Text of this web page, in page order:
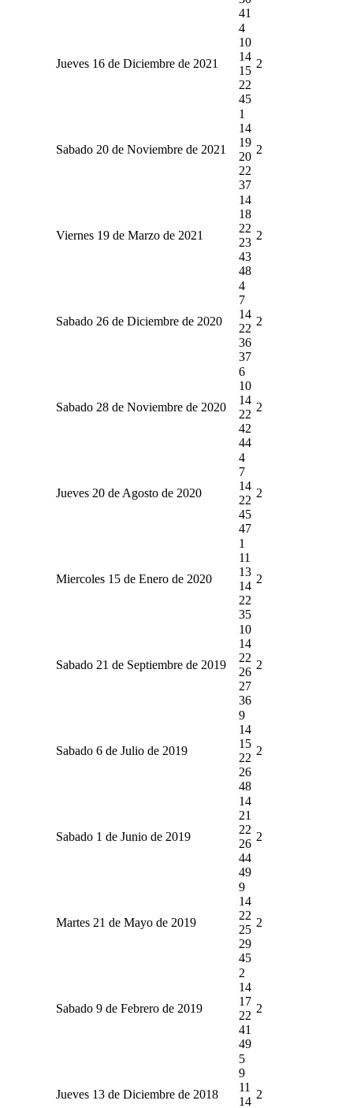
41
Jueves 16 de Diciembre de 2021
4
10
14
15
22
45
2
Sabado 20 de Noviembre de 2021
1
14
19
20
22
37
2
Viernes 19 de Marzo de 2021
14
18
22
23
43
48
2
Sabado 26 de Diciembre de 2020
4
7
14
22
36
37
2
Sabado 28 de Noviembre de 2020
6
10
14
22
42
44
2
Jueves 20 de Agosto de 2020
4
7
14
22
45
47
2
Miercoles 15 de Enero de 2020
1
11
13
14
22
35
2
Sabado 21 de Septiembre de 2019
10
14
22
26
27
36
2
Sabado 6 de Julio de 2019
9
14
15
22
26
48
2
Sabado 1 de Junio de 2019
14
21
22
26
44
49
2
Martes 21 de Mayo de 2019
9
14
22
25
29
45
2
Sabado 9 de Febrero de 2019
2
14
17
22
41
49
2
Jueves 13 de Diciembre de 2018
5
9
11
14
2